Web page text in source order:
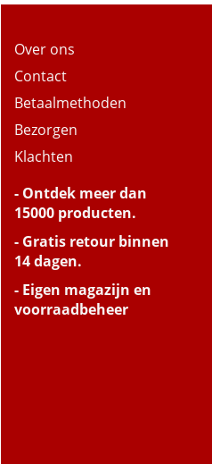
Over ons
Contact
Betaalmethoden
Bezorgen
Klachten
- Ontdek meer dan
15000 producten.
- Gratis retour binnen
14 dagen.
- Eigen magazijn en
voorraadbeheer